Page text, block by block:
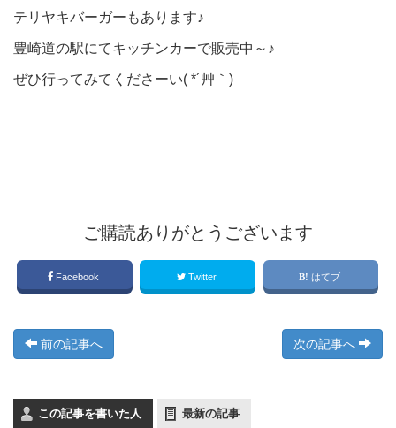
テリヤキバーガーもあります♪
豊崎道の駅にてキッチンカーで販売中～♪
ぜひ行ってみてくださーい( *´艸｀)
ご購読ありがとうございます
Facebook Twitter はてブ
前の記事へ 次の記事へ
この記事を書いた人 最新の記事